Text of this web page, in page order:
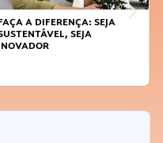
A DIFERENÇA: SEJA
SEJA